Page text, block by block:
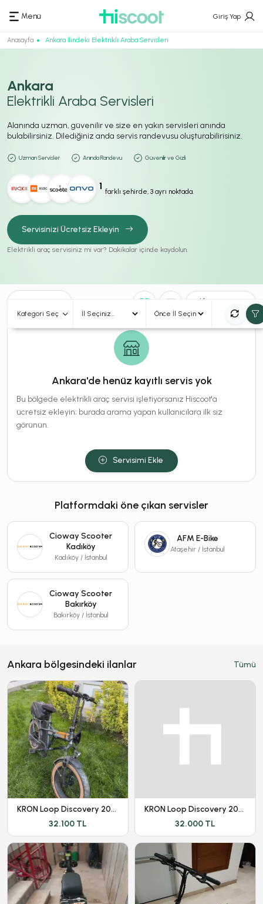
Menü Giriş Yap
Anasayfa Ankara İlindeki Elektrikli Araba Servisleri
Ankara
Elektrikli Araba Servisleri
Alanında uzman, güvenilir ve size en yakın servisleri anında
bulabilirsiniz. Dilediğiniz anda servis randevusu oluşturabilirisiniz.
Uzman Servisler Anında Randevu Güvenilir ve Gizli
1 farklı şehirde, 3 ayrı noktada.
Servisinizi Ücretsiz Ekleyin
Elektrikli araç servisiniz mi var? Dakikalar içinde kaydolun.
Kategori Seç
Ankara'de henüz kayıtlı servis yok
Bu bölgede elektrikli araç servisi işletiyorsanız Hiscoot'a
ücretsiz ekleyin; burada arama yapan kullanıcılara ilk siz
görünün.
Servisimi Ekle
Platformdaki öne çıkan servisler
Cioway Scooter
Kadıköy
Kadıköy / İstanbul
AFM E-Bike
Ataşehir / İstanbul
Cioway Scooter
Bakırköy
Bakırköy / İstanbul
Ankara bölgesindeki ilanlar Tümü
KRON Loop Discovery 2026 | Ekstralı | Yeni Kasa |
32.100 TL
KRON Loop Discovery 2026 | Ekstralı | Yeni Kasa |
32.000 TL